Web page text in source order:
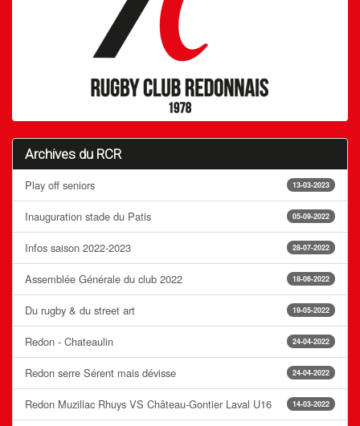
Archives du RCR
13-03-2023
Play off seniors
05-09-2022
Inauguration stade du Patis
28-07-2022
Infos saison 2022-2023
18-06-2022
Assemblée Générale du club 2022
19-05-2022
Du rugby & du street art
24-04-2022
Redon - Chateaulin
24-04-2022
Redon serre Sérent mais dévisse
14-03-2022
Redon Muzillac Rhuys VS Château-Gontier Laval U16